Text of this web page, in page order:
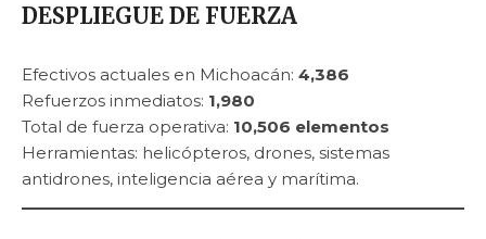
DESPLIEGUE DE FUERZA
Efectivos actuales en Michoacán: 4,386
Refuerzos inmediatos: 1,980
Total de fuerza operativa: 10,506 elementos
Herramientas: helicópteros, drones, sistemas
antidrones, inteligencia aérea y marítima.